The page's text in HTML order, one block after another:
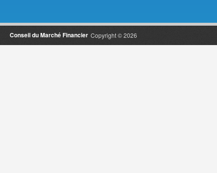
Copyright © 2026
Conseil du Marché Financier